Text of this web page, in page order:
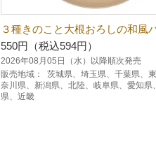
３種きのこと大根おろしの和風
550円（税込594円）
2026年08月05日（水）以降順次発売
販売地域：
茨城県、埼玉県、千葉県、
奈川県、新潟県、北陸、岐阜県、愛知県
県、近畿